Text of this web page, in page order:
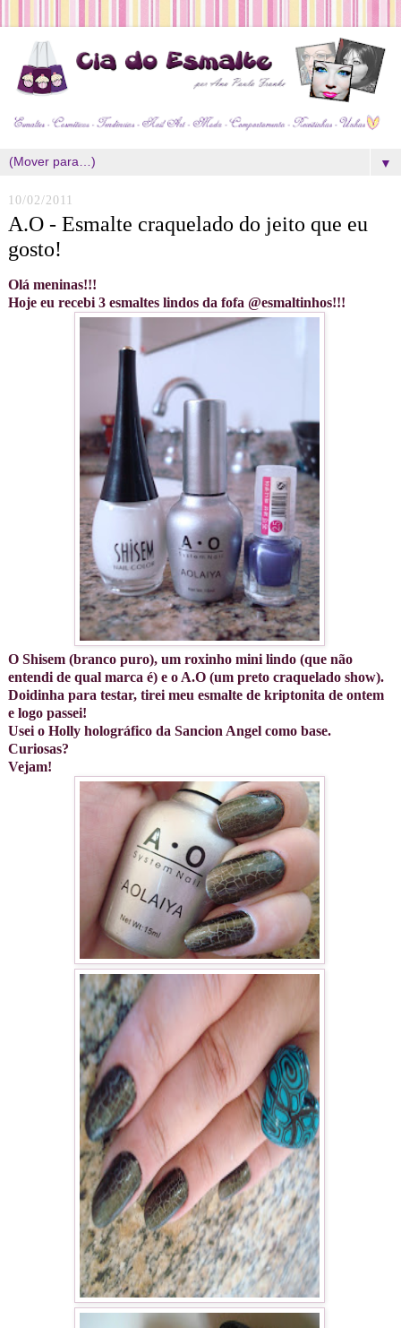
▼
10/02/2011
A.O - Esmalte craquelado do jeito que eu
gosto!
Olá meninas!!!
Hoje eu recebi 3 esmaltes lindos da fofa @esmaltinhos!!!
O Shisem (branco puro), um roxinho mini lindo (que não
entendi de qual marca é) e o A.O (um preto craquelado show).
Doidinha para testar, tirei meu esmalte de kriptonita de ontem
e logo passei!
Usei o Holly holográfico da Sancion Angel como base.
Curiosas?
Vejam!